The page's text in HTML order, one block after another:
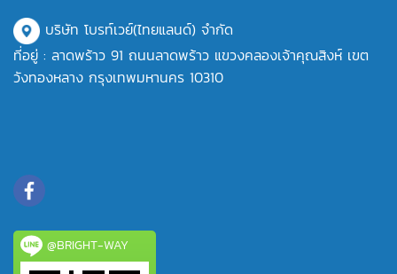
บริษัท โบรท์เวย์(ไทยแลนด์) จำกัด
ที่อยู่ : ลาดพร้าว 91 ถนนลาดพร้าว แขวงคลองเจ้าคุณสิงห์ เขต
วังทองหลาง กรุงเทพมหานคร 10310
@BRIGHT-WAY